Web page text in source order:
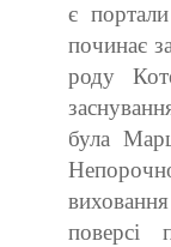
є
починає
роду
була
поверсі